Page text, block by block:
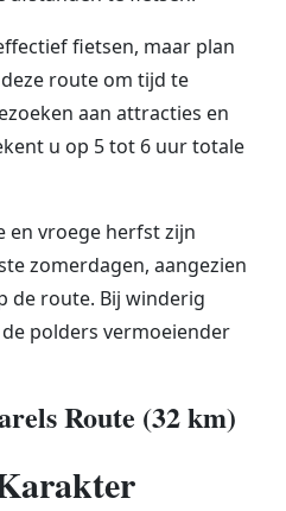
fietsen, maar plan
route om tijd te
aan attracties en
u op 5 tot 6 uur totale
en vroege herfst zijn
zomerdagen, aangezien
de route. Bij winderig
polders vermoeiender
Route (32 km)